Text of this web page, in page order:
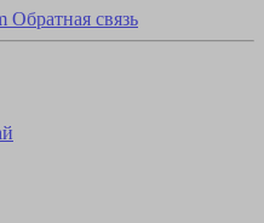
Обратная связь